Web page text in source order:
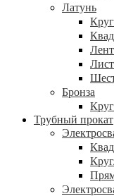
Латунь
Лист
Бронза
Трубный прокат